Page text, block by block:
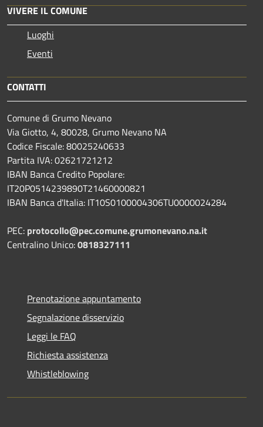
VIVERE IL COMUNE
Luoghi
Eventi
CONTATTI
Comune di Grumo Nevano
Via Giotto, 4, 80028, Grumo Nevano NA
Codice Fiscale: 80025240633
Partita IVA: 02621721212
IBAN Banca Credito Popolare:
IT20P0514239890T21460000821
IBAN Banca d'Italia: IT10S0100004306TU0000024284
PEC: protocollo@pec.comune.grumonevano.na.it
Centralino Unico:0818327111
Prenotazione appuntamento
Segnalazione disservizio
Leggi le FAQ
Richiesta assistenza
Whistleblowing